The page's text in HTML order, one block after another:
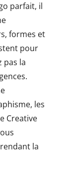
parfait, il
formes et
pour
pas la
les
Creative
la